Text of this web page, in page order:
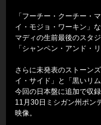
「フーチー・クーチー・
イ・モジョ・ワーキン」
マディの生前最後のスタ
「シャンペン・アンド・
さらに未発表のストーン
イ・サイド」と「黒いリ
今回の日本盤に追加で収
11月30日ミシガン州ポン
映像。